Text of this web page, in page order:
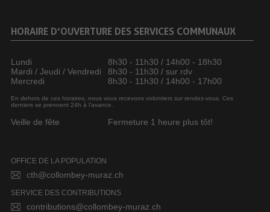
HORAIRE D’OUVERTURE DES SERVICES COMMUNAUX
Lundi
8h30 - 11h30 / 14h00 - 18h30
Mardi / Jeudi / Vendredi
8h30 - 11h30 / sur rdv
Mercredi
8h30 - 11h30 / 14h00 - 17h00
En dehors de ces horaires, nous vous recevons volontiers sur rendez-vous. Ces
derniers se prennent 24h à l’avance.
Veille de fête Fermeture 1 heure plus tôt!
OFFICE DE LA POPULATION
cth@collombey-muraz.ch
SERVICE DES CONTRIBUTIONS
contributions@collombey-muraz.ch